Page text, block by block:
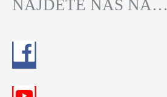
NÁJDETE NÁS NA…